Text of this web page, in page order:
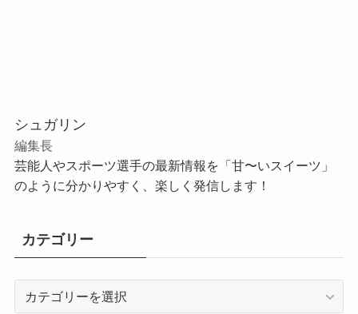
シュガリン
編集長
芸能人やスポーツ選手の最新情報を「甘〜いスイーツ」
のように分かりやすく、楽しく発信します！
カテゴリー